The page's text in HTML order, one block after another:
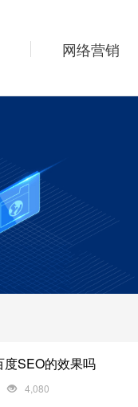
网络营销
度SEO的效果吗
4,080